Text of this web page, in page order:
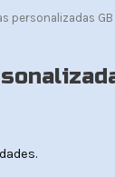
personalizadas